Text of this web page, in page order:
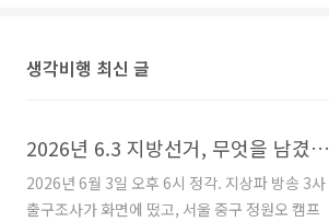
생각비행 최신 글
2026년 6.3 지방선거, 무엇을 남겼나?
2026년 6월 3일 오후 6시 정각. 지상파 방송 3사
출구조사가 화면에 떴고, 서울 중구 정원오 캠프